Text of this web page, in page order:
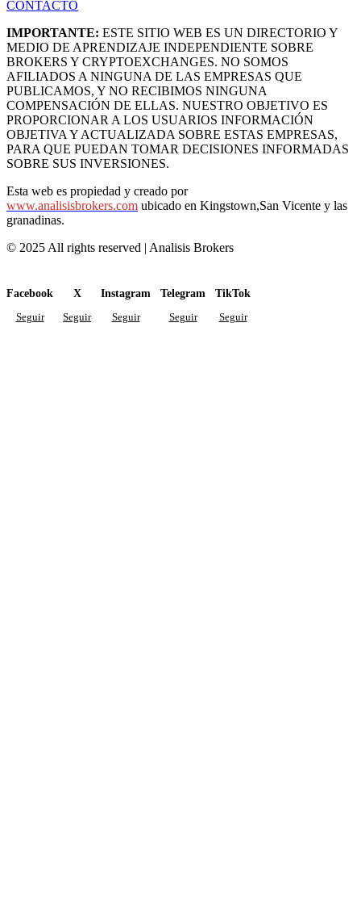
CONTACTO
IMPORTANTE: ESTE SITIO WEB ES UN DIRECTORIO Y
MEDIO DE APRENDIZAJE INDEPENDIENTE SOBRE
BROKERS Y CRYPTOEXCHANGES. NO SOMOS
AFILIADOS A NINGUNA DE LAS EMPRESAS QUE
PUBLICAMOS, Y NO RECIBIMOS NINGUNA
COMPENSACIÓN DE ELLAS. NUESTRO OBJETIVO ES
PROPORCIONAR A LOS USUARIOS INFORMACIÓN
OBJETIVA Y ACTUALIZADA SOBRE ESTAS EMPRESAS,
PARA QUE PUEDAN TOMAR DECISIONES INFORMADAS
SOBRE SUS INVERSIONES.
Esta web es propiedad y creado por
www.analisisbrokers.com ubicado en Kingstown,San Vicente y las
granadinas.
© 2025 All rights reserved | Analisis Brokers
Facebook
Seguir
X
Seguir
Instagram
Seguir
Telegram
Seguir
TikTok
Seguir